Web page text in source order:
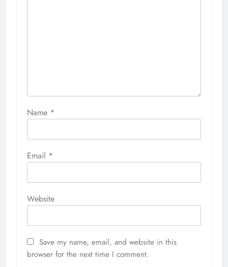
Name *
Email *
Website
Save my name, email, and website in this
browser for the next time I comment.